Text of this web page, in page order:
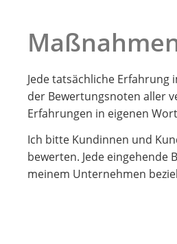
Jede tatsächliche
der Bewertungsnoten aller
Erfahrungen in eigenen
Ich bitte Kundinnen und
bewerten. Jede
meinem Unternehmen